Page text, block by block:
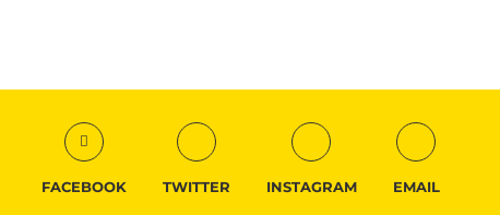
FACEBOOK TWITTER INSTAGRAM EMAIL